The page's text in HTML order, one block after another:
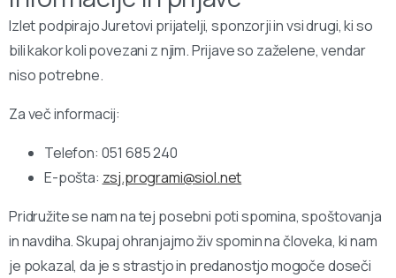
Izlet podpirajo Juretovi prijatelji, sponzorji in vsi drugi, ki so
bili kakor koli povezani z njim. Prijave so zaželene, vendar
niso potrebne.
Za več informacij:
Telefon: 051 685 240
E-pošta: zsj.programi@siol.net
Pridružite se nam na tej posebni poti spomina, spoštovanja
in navdiha. Skupaj ohranjajmo živ spomin na človeka, ki nam
je pokazal, da je s strastjo in predanostjo mogoče doseči